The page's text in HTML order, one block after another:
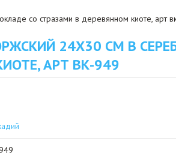
со стразами в деревянном киоте, арт
24X30 СМ В
АРТ ВК-949